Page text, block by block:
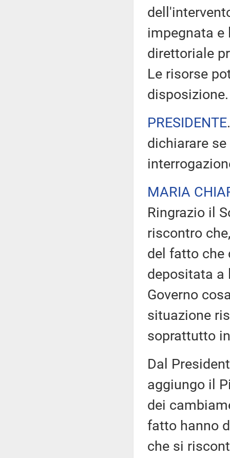
impegnata
direttoriale
Le risorse
disposizione.
PRESIDENTE
dichiarare
MARIA
Ringrazio il
riscontro
del fatto che
depositata a
Governo
situazione
soprattutto
Dal
aggiungo il
dei
fatto hanno
che si